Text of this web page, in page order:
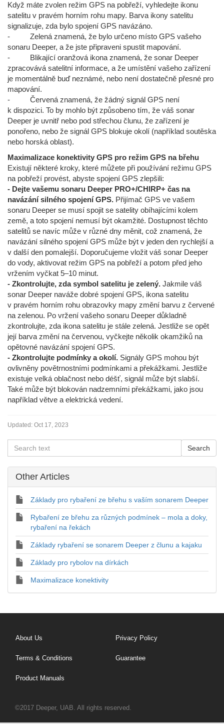
Když máte zvolen režim GPS na pobřeží, vyhledejte ikonu
satelitu v pravém horním rohu mapy. Barva ikony satelitu
signalizuje, zda bylo spojení GPS navázáno.
- Zelená znamená, že bylo určeno místo GPS vašeho
sonaru Deeper, a že jste připraveni spustit mapování.
- Blikající oranžová ikona znamená, že sonar Deeper
zpracovává satelitní informace, a že umístění vašeho zařízení
je momentálně buď neznámé, nebo není dostatečně přesné pro
mapování.
- Červená znamená, že žádný signál GPS není
k dispozici. To by mohlo být způsobeno tím, že váš sonar
Deeper je uvnitř nebo pod střechou člunu, že zařízení je
ponořeno, nebo že signál GPS blokuje okolí (například soutěska
nebo horská oblast).
Maximalizace konektivity GPS pro režim GPS na břehu
Existují některé kroky, které můžete při používání režimu GPS
na pobřeží provést, abyste spojení GPS zlepšili:
- Dejte vašemu sonaru Deeper PRO+/CHIRP+ čas na
navázání silného spojení GPS. Přijímač GPS ve vašem
sonaru Deeper se musí spojit se satelity obíhajícími kolem
země, a toto spojení nemusí být okamžité. Dostupnost těchto
satelitů se navíc může v různé dny měnit, což znamená, že
navázání silného spojení GPS může být v jeden den rychlejší a
v další den pomalejší. Doporučujeme vložit váš sonar Deeper
do vody, aktivovat režim GPS na pobřeží a potom před jeho
vržením vyčkat 5–10 minut.
- Zkontrolujte, zda symbol satelitu je zelený. Jakmile váš
sonar Deeper naváže dobré spojení GPS, ikona satelitu
v pravém horním rohu obrazovky mapy změní barvu z červené
na zelenou. Po vržení vašeho sonaru Deeper důkladně
zkontrolujte, zda ikona satelitu je stále zelená. Jestliže se opět
její barva změní na červenou, vyčkejte několik okamžiků na
opětovné navázání spojení GPS.
- Zkontrolujte podmínky a okolí. Signály GPS mohou být
ovlivněny povětrnostními podmínkami a překážkami. Jestliže
existuje velká oblačnost nebo déšť, signál může být slabší.
Také může být blokován nadzemními překážkami, jako jsou
například větve a elektrická vedení.
Updated: Oct 17, 2023
Other Articles
Základy pro rybaření ze břehu s vaším sonarem Deeper
Rybaření ze břehu za různých podmínek – mola a doky,
rybaření na řekách
Základy rybaření se sonarem Deeper z člunu a kajaku
Základy pro rybolov na dírkách
Maximalizace konektivity
About Us Privacy Policy
Terms & Conditions Guarantee
Product Manuals
©2017 Deeper, UAB. All rights reserved.